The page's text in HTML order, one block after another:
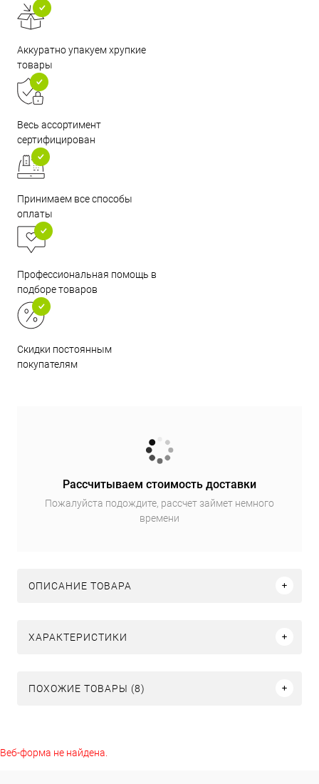
Аккуратно упакуем хрупкие
товары
Весь ассортимент
сертифицирован
Принимаем все способы
оплаты
Профессиональная помощь в
подборе товаров
Скидки постоянным
покупателям
Рассчитываем стоимость доставки
Пожалуйста подождите, рассчет займет немного
времени
ОПИСАНИЕ ТОВАРА
ХАРАКТЕРИСТИКИ
ПОХОЖИЕ ТОВАРЫ (8)
Веб-форма не найдена.